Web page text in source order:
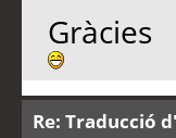
Gràcies
Re: Traducció